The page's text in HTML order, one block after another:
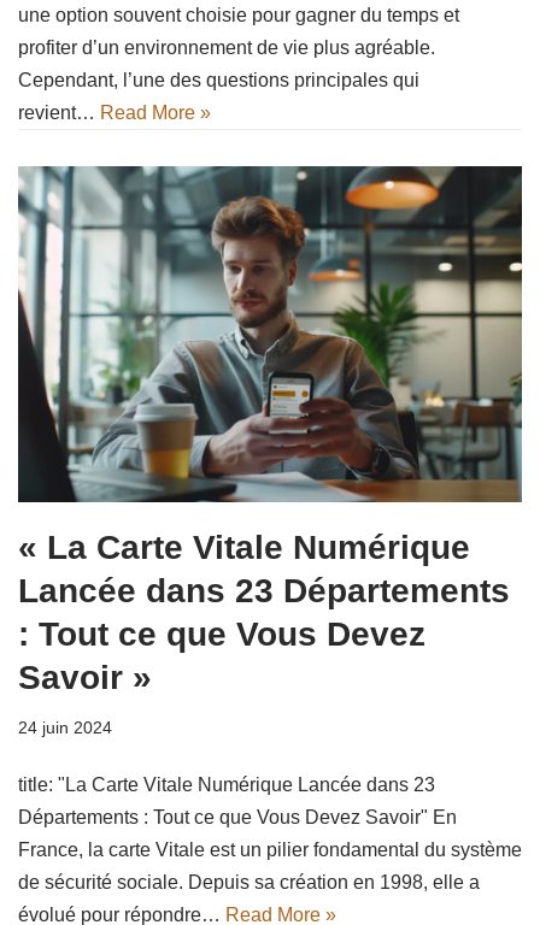
une option souvent choisie pour gagner du temps et
profiter d’un environnement de vie plus agréable.
Cependant, l’une des questions principales qui
revient… Read More »
« La Carte Vitale Numérique
Lancée dans 23 Départements
: Tout ce que Vous Devez
Savoir »
24 juin 2024
title: "La Carte Vitale Numérique Lancée dans 23
Départements : Tout ce que Vous Devez Savoir" En
France, la carte Vitale est un pilier fondamental du système
de sécurité sociale. Depuis sa création en 1998, elle a
évolué pour répondre… Read More »